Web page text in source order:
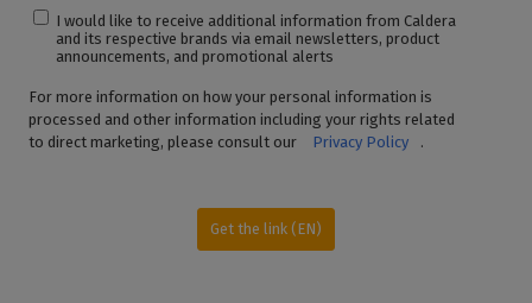
I would like to receive additional information from Caldera
and its respective brands via email newsletters, product
announcements, and promotional alerts
For more information on how your personal information is
processed and other information including your rights related
to direct marketing, please consult our
Privacy Policy .
Get the link (EN)